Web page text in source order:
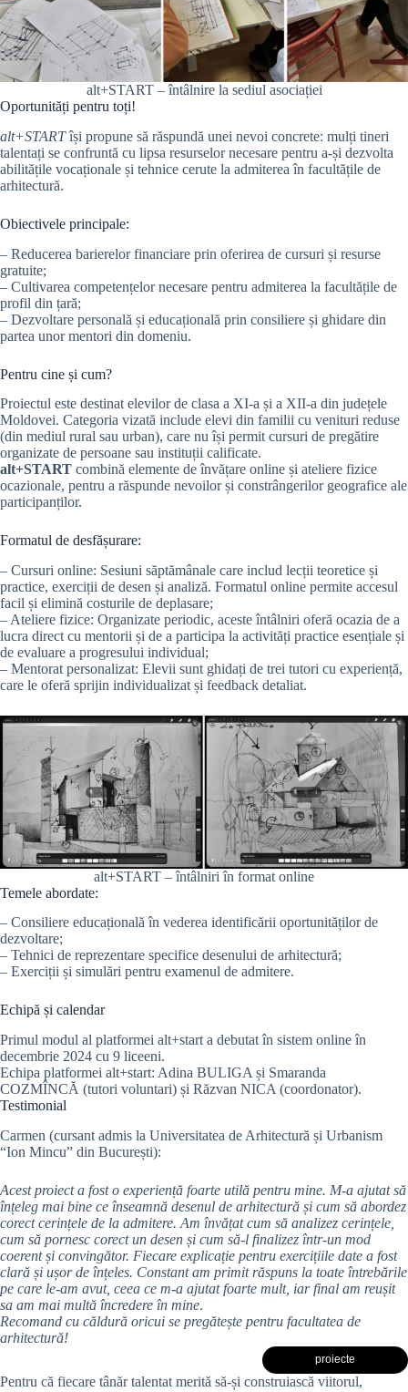
alt+START – întâlnire la sediul asociației
Oportunități pentru toți!
alt+STARTîși propune să răspundă unei nevoi concrete: mulți tineri
talentați se confruntă cu lipsa resurselor necesare pentru a-și dezvolta
abilitățile vocaționale și tehnice cerute la admiterea în facultățile de
arhitectură.
Obiectivele principale:
– Reducerea barierelor financiare prin oferirea de cursuri și resurse
gratuite;
– Cultivarea competențelor necesare pentru admiterea la facultățile de
profil din țară;
– Dezvoltare personală și educațională prin consiliere și ghidare din
partea unor mentori din domeniu.
Pentru cine și cum?
Proiectul este destinat elevilor de clasa a XI-a și a XII-a din județele
Moldovei. Categoria vizată include elevi din familii cu venituri reduse
(din mediul rural sau urban), care nu își permit cursuri de pregătire
organizate de persoane sau instituții calificate.
alt+START combină elemente de învățare online și ateliere fizice
ocazionale, pentru a răspunde nevoilor și constrângerilor geografice ale
participanților.
Formatul de desfășurare:
– Cursuri online: Sesiuni săptămânale care includ lecții teoretice și
practice, exerciții de desen și analiză. Formatul online permite accesul
facil și elimină costurile de deplasare;
– Ateliere fizice: Organizate periodic, aceste întâlniri oferă ocazia de a
lucra direct cu mentorii și de a participa la activități practice esențiale și
de evaluare a progresului individual;
– Mentorat personalizat: Elevii sunt ghidați de trei tutori cu experiență,
care le oferă sprijin individualizat și feedback detaliat.
alt+START – întâlniri în format online
Temele abordate:
– Consiliere educațională în vederea identificării oportunităților de
dezvoltare;
– Tehnici de reprezentare specifice desenului de arhitectură;
– Exerciții și simulări pentru examenul de admitere.
Echipă și calendar
Primul modul al platformei alt+start a debutat în sistem online în
decembrie 2024 cu 9 liceeni.
Echipa platformei alt+start: Adina BULIGA și Smaranda
COZMÎNCĂ (tutori voluntari) și Răzvan NICA (coordonator).
Testimonial
Carmen (cursant admis la Universitatea de Arhitectură și Urbanism
“Ion Mincu” din București):
Acest proiect a fost o experiență foarte utilă pentru mine. M-a ajutat să
înțeleg mai bine ce înseamnă desenul de arhitectură și cum să abordez
corect cerințele de la admitere. Am învățat cum să analizez cerințele,
cum să pornesc corect un desen și cum să-l finalizez într-un mod
coerent și convingător. Fiecare explicație pentru exercițiile date a fost
clară și ușor de înțeles. Constant am primit răspuns la toate întrebările
pe care le-am avut, ceea ce m-a ajutat foarte mult, iar final am reușit
sa am mai multă încredere în mine.
Recomand cu căldură oricui se pregătește pentru facultatea de
arhitectură!
proiecte
Pentru că fiecare tânăr talentat merită să-și construiască viitorul,